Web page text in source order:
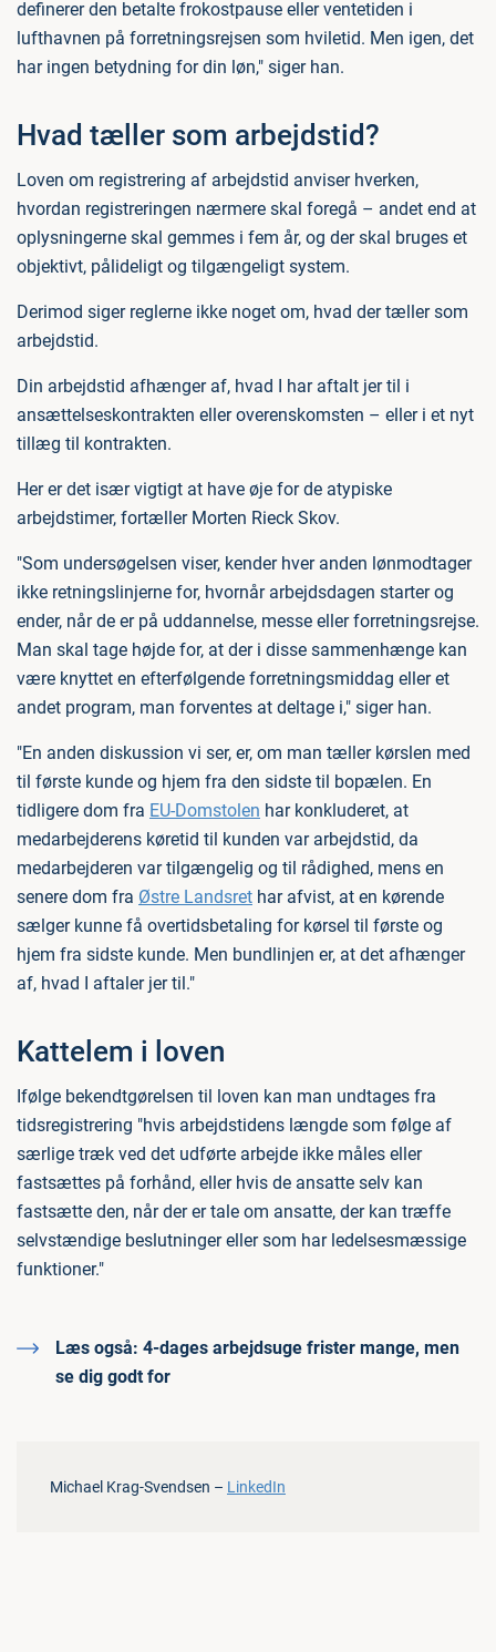
definerer den betalte frokostpause eller ventetiden i
lufthavnen på forretningsrejsen som hviletid. Men igen, det
har ingen betydning for din løn," siger han.
Hvad tæller som arbejdstid?
Loven om registrering af arbejdstid anviser hverken,
hvordan registreringen nærmere skal foregå – andet end at
oplysningerne skal gemmes i fem år, og der skal bruges et
objektivt, pålideligt og tilgængeligt system.
Derimod siger reglerne ikke noget om, hvad der tæller som
arbejdstid.
Din arbejdstid afhænger af, hvad I har aftalt jer til i
ansættelseskontrakten eller overenskomsten – eller i et nyt
tillæg til kontrakten.
Her er det især vigtigt at have øje for de atypiske
arbejdstimer, fortæller Morten Rieck Skov.
"Som undersøgelsen viser, kender hver anden lønmodtager
ikke retningslinjerne for, hvornår arbejdsdagen starter og
ender, når de er på uddannelse, messe eller forretningsrejse.
Man skal tage højde for, at der i disse sammenhænge kan
være knyttet en efterfølgende forretningsmiddag eller et
andet program, man forventes at deltage i," siger han.
"En anden diskussion vi ser, er, om man tæller kørslen med
til første kunde og hjem fra den sidste til bopælen. En
tidligere dom fra EU-Domstolen har konkluderet, at
medarbejderens køretid til kunden var arbejdstid, da
medarbejderen var tilgængelig og til rådighed, mens en
senere dom fra Østre Landsret har afvist, at en kørende
sælger kunne få overtidsbetaling for kørsel til første og
hjem fra sidste kunde. Men bundlinjen er, at det afhænger
af, hvad I aftaler jer til."
Kattelem i loven
Ifølge bekendtgørelsen til loven kan man undtages fra
tidsregistrering "hvis arbejdstidens længde som følge af
særlige træk ved det udførte arbejde ikke måles eller
fastsættes på forhånd, eller hvis de ansatte selv kan
fastsætte den, når der er tale om ansatte, der kan træffe
selvstændige beslutninger eller som har ledelsesmæssige
funktioner."
Læs også: 4-dages arbejdsuge frister mange, men
se dig godt for
Michael Krag-Svendsen – LinkedIn